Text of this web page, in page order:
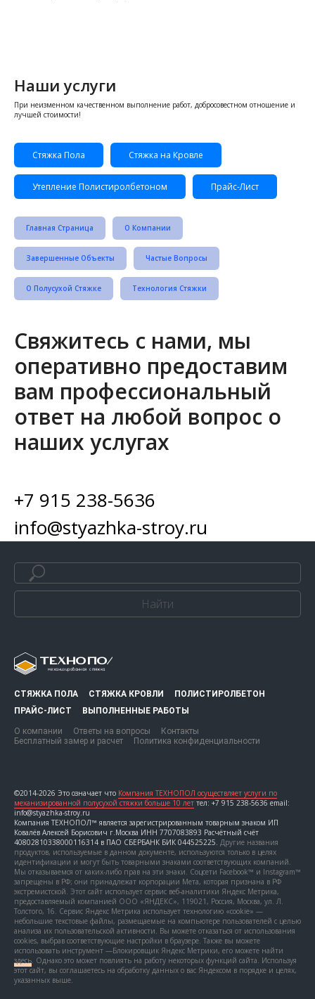
Наши услуги
При неизменном качественном выполнение работ, добросовестном отношение и
лучшей стоимости!
Стяжка Пола Стяжка на Кровле
Утепление Полистиролбетоном Прайс-Лист
Главная Страница О Компании
Завершенные Объекты Частые Вопросы
О Полусухой Стяжке Технология Стяжки
Свяжитесь с нами, мы
оперативно предоставим
вам профессиональный
ответ на любой вопрос о
наших услугах
+7 915 238-5636
info@styazhka-stroy.ru
Найти
СТЯЖКА ПОЛА СТЯЖКА КРОВЛИ
ПОЛИСТИРОЛБЕТОН
ПРАЙС-ЛИСТ
ВЫПОЛНЕННЫЕ РАБОТЫ
О компании Ответы на вопросы
Контакты
Бесплатный замер и расчет
Политика конфиденциальности
©2014-2026 Это означает что Компания ТЕХНОПОЛ осуществляет услуги по
механизированной полусухой стяжки больше 10 лет тел: +7 915 238-5636 email:
info@styazhka-stroy.ru
Компания ТЕХНОПОЛ™ является зарегистрированным товарным знаком ИП
Ковалёв Алексей Борисович г.Москва ИНН 7707083893 Расчётный счёт
40802810338000116314 в ПАО СБЕРБАНК БИК 044525225. Другие названия
продуктов, используемые в данном документе, используются только в целях
идентификации и могут быть товарными знаками соответствующих компаний.
Мы отказываемся от каких-либо прав на эти знаки. Соцсети Facebook™ и Instagram™
запрещены в РФ; они принадлежат корпорации Мета, которая признана в РФ
экстремистской. Этот сайт использует сервис веб-аналитики Яндекс Метрика,
предоставляемый компанией ООО «ЯНДЕКС», 119021, Россия, Москва, ул. Л.
Толстого, 16. Сервис Яндекс Метрика использует технологию «cookie» —
небольшие текстовые файлы, размещаемые на компьютере пользователей с целью
анализа их пользовательской активности. Вы можете отказаться от использования
cookies, выбрав соответствующие настройки в браузере. Также вы можете
использовать инструмент —Блокировщик Яндекс Метрики, его можете найти
здесь. Однако это может повлиять на работу некоторых функций сайта. Используя
этот сайт, вы соглашаетесь на обработку данных о вас Яндексом в порядке и целях,
указанных выше.